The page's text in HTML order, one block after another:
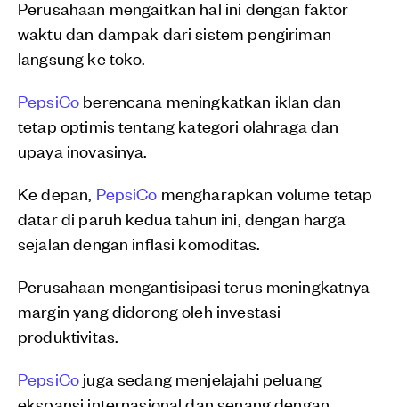
Perusahaan mengaitkan hal ini dengan faktor
waktu dan dampak dari sistem pengiriman
langsung ke toko.
PepsiCo berencana meningkatkan iklan dan
tetap optimis tentang kategori olahraga dan
upaya inovasinya.
Ke depan, PepsiCo mengharapkan volume tetap
datar di paruh kedua tahun ini, dengan harga
sejalan dengan inflasi komoditas.
Perusahaan mengantisipasi terus meningkatnya
margin yang didorong oleh investasi
produktivitas.
PepsiCo juga sedang menjelajahi peluang